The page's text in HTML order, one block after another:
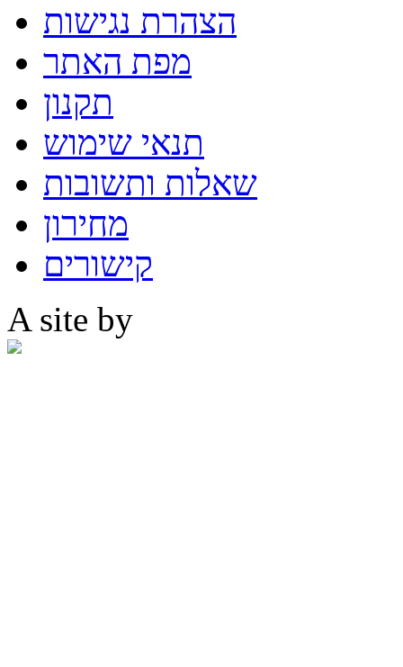
הצהרת נגישות
מפת האתר
תקנון
תנאי שימוש
שאלות ותשובות
מחירון
קישורים
A site by